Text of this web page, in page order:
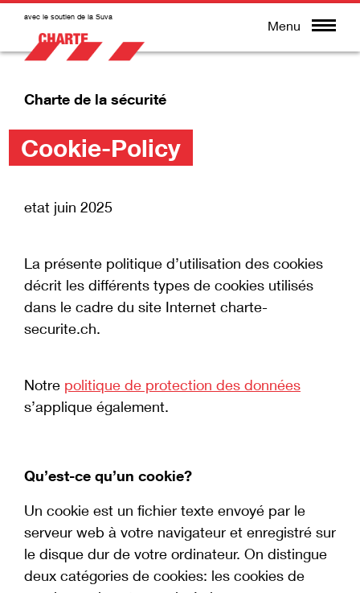
avec le soutien de la Suva
Menu
Charte de la sécurité
Cookie-Policy
etat juin 2025
La présente politique d’utilisation des cookies
décrit les différents types de cookies utilisés
dans le cadre du site Internet charte-
securite.ch.
Notre politique de protection des données
s’applique également.
Qu’est-ce qu’un cookie?
Un cookie est un fichier texte envoyé par le
serveur web à votre navigateur et enregistré sur
le disque dur de votre ordinateur. On distingue
deux catégories de cookies: les cookies de